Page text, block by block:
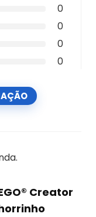
0
0
0
0
Creator